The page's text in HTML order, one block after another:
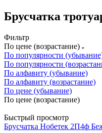
Брусчатка
Фильтр
По цене (возрастание)
По популярности
По популярности
По алфавиту (убывание)
По алфавиту (возрастание)
По цене (убывание)
По цене (возрастание)
Быстрый просмотр
Брусчатка Нобетек 2П4ф